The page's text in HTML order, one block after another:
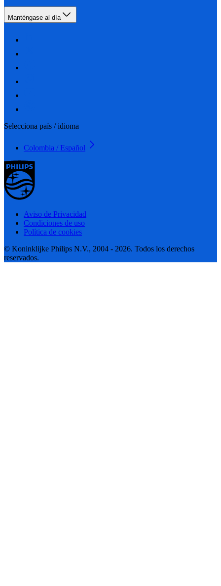
Manténgase al día
Selecciona país / idioma
Colombia / Español
Aviso de Privacidad
Condiciones de uso
Política de cookies
© Koninklijke Philips N.V., 2004 - 2026. Todos los derechos
reservados.